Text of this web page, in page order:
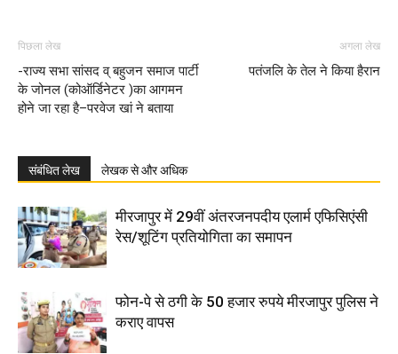
पिछला लेख
-राज्य सभा सांसद व् बहुजन समाज पार्टी
के जोनल (कोऑर्डिनेटर )का आगमन
होने जा रहा है–परवेज खां ने बताया
अगला लेख
पतंजलि के तेल ने किया हैरान
संबंधित लेख लेखक से और अधिक
मीरजापुर में 29वीं अंतरजनपदीय एलार्म एफिसिएंसी
रेस/शूटिंग प्रतियोगिता का समापन
फोन-पे से ठगी के 50 हजार रुपये मीरजापुर पुलिस ने
कराए वापस